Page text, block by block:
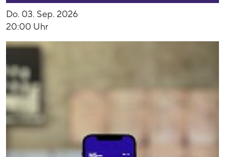
Do. 03. Sep. 2026
20:00 Uhr